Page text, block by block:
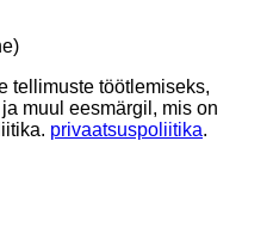
tellimuste töötlemiseks,
muul eesmärgil, mis on
privaatsuspoliitika.